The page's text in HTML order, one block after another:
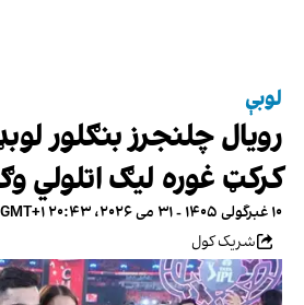
لوبې
رویال چلنجرز بنګلور
کرکټ غوره لیګ اتلولي
۱۰ غبرگولی ۱۴۰۵ - ۳۱ می ۲۰۲۶، ۲۰:۴۳ GMT+۱
شریک کول